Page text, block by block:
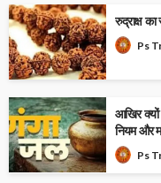
रुद्राक्ष
Ps
आखिर क्यों
नियम और
Ps